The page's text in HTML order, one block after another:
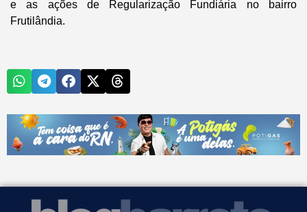
e as ações de Regularização Fundiária no bairro
Frutilândia.